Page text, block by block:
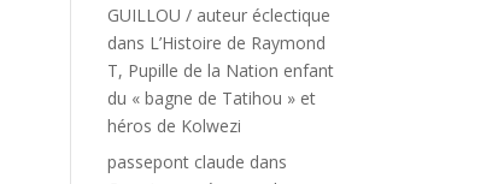
GUILLOU / auteur éclectique
dans L’Histoire de Raymond
T, Pupille de la Nation enfant
du « bagne de Tatihou » et
héros de Kolwezi
passepont claude dans